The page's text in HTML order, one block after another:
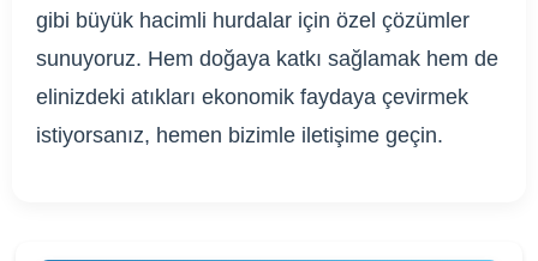
gibi büyük hacimli hurdalar için özel çözümler
sunuyoruz. Hem doğaya katkı sağlamak hem de
elinizdeki atıkları ekonomik faydaya çevirmek
istiyorsanız, hemen bizimle iletişime geçin.